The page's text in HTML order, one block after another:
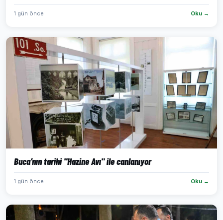
1 gün önce Oku →
Buca’nın tarihi "Hazine Avı" ile canlanıyor
1 gün önce Oku →